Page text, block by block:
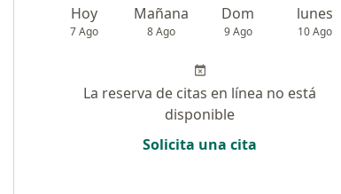
Hoy
7 Ago
Mañana
8 Ago
Dom
9 Ago
lunes
10 Ago
La reserva de citas en línea no está
disponible
Solicita una cita